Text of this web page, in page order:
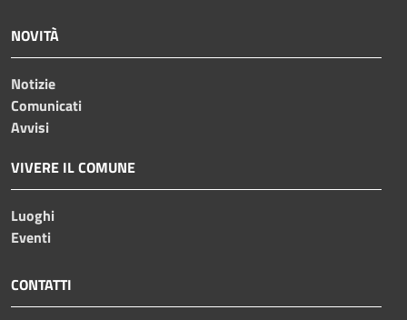
NOVITÀ
Notizie
Comunicati
Avvisi
VIVERE IL COMUNE
Luoghi
Eventi
CONTATTI